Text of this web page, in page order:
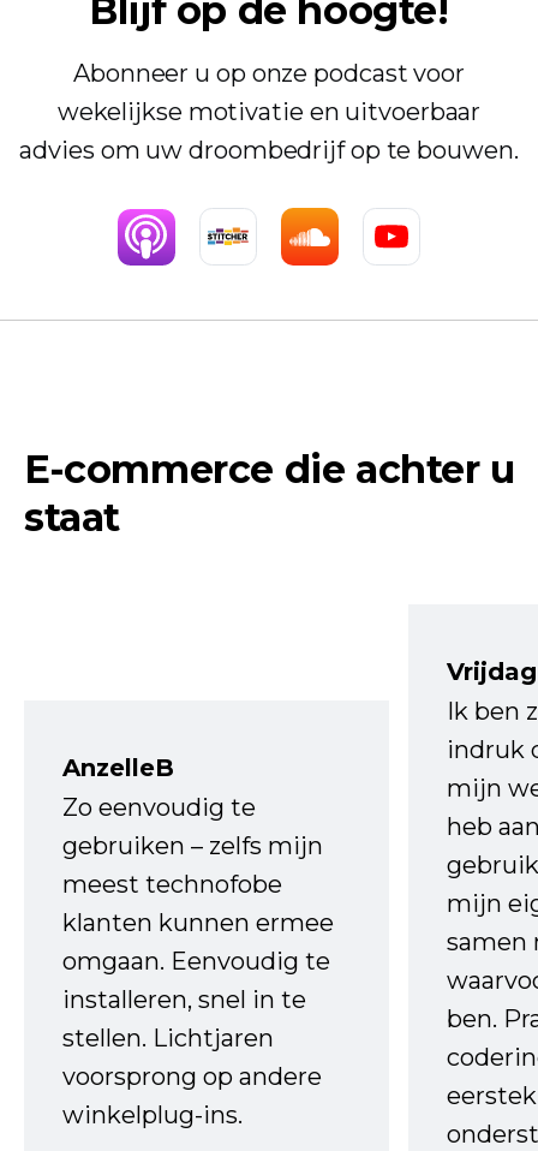
Blijf op de hoogte!
Abonneer u op onze podcast voor
wekelijkse motivatie en uitvoerbaar
advies om uw droombedrijf op te bouwen.
E-commerce die achter u
staat
AnzelleB
Zo eenvoudig te
gebruiken – zelfs mijn
meest technofobe
klanten kunnen ermee
omgaan. Eenvoudig te
installeren, snel in te
stellen. Lichtjaren
voorsprong op andere
winkelplug-ins.
Ik ben
indruk
mijn
heb
mijn
samen
ben.